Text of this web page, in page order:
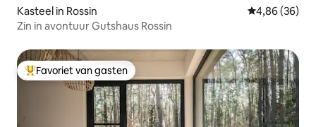
Kasteel in Rossin Gemiddelde
4,86 (36)
Zin in avontuur Gutshaus Rossin
Topfavoriet van gasten
Favoriet van gasten